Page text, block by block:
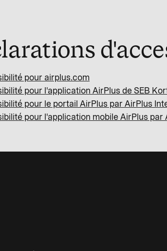
pour airplus.com
pour l'application AirPlus de SEB
pour le portail AirPlus par AirPlus
pour l'application mobile AirPlus par